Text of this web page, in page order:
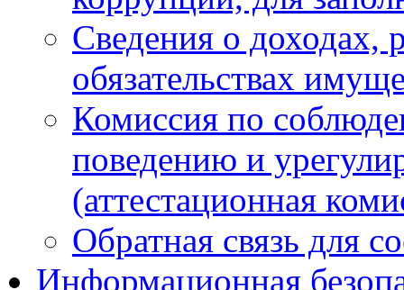
Сведения о доходах,
обязательствах
Комиссия по
поведению и
(аттестационная
Обратная связь для
Информационная